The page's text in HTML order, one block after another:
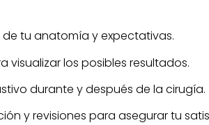
tu anatomía y expectativas.
visualizar los posibles resultados.
durante y después de la cirugía.
y revisiones para asegurar tu